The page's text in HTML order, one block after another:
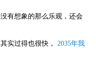
有想象的那么乐观，还会
实过得也很快， 2035年我